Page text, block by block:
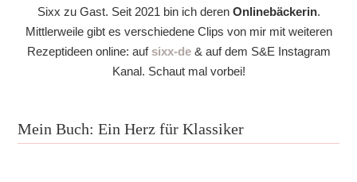
Sixx zu Gast. Seit 2021 bin ich deren Onlinebäckerin.
Mittlerweile gibt es verschiedene Clips von mir mit weiteren
Rezeptideen online: auf sixx-de& auf dem S&E Instagram
Kanal. Schaut mal vorbei!
Mein Buch: Ein Herz für Klassiker